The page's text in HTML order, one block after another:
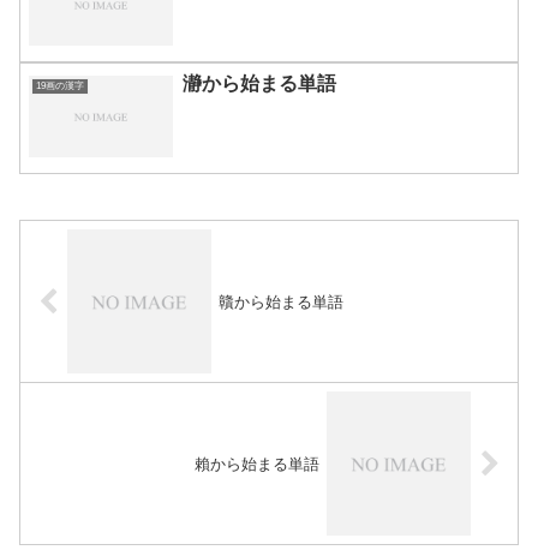
19画の漢字 瀞から始まる単語
贛から始まる単語
賴から始まる単語